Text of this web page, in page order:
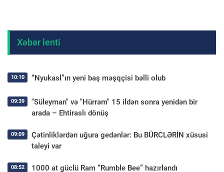
Xəbər lenti
10:10 “Nyukasl”ın yeni baş məşqçisi bəlli olub
09:39
"Süleyman" və "Hürrəm" 15 ildən sonra yenidən bir
arada – Ehtiraslı dönüş
09:09
Çətinliklərdən uğura gedənlər: Bu BÜRCLƏRİN xüsusi
taleyi var
08:52 1000 at güclü Ram “Rumble Bee” hazırlandı